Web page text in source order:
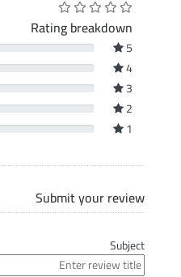
Rating breakdown
5
4
3
2
1
Submit your review
Subject